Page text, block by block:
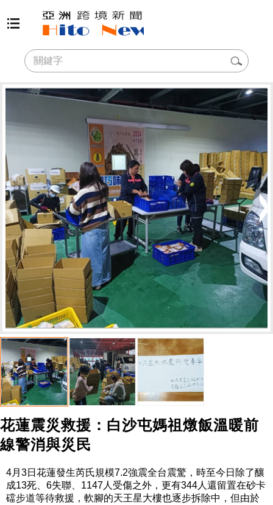
花蓮震災救援：白沙屯媽祖燉飯溫暖前
線警消與災民
4月3日花蓮發生芮氏規模7.2強震全台震驚，時至今日除了釀
成13死、6失聯、1147人受傷之外，更有344人還留置在砂卡
礑步道等待救援，軟腳的天王星大樓也逐步拆除中，但由於